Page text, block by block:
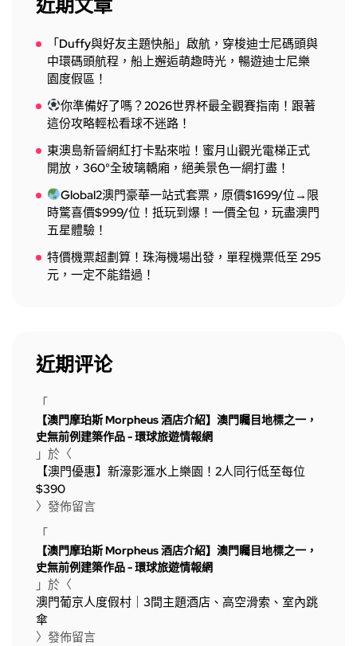
「Duffy與好友主題快船」啟航，穿梭迪士尼碼頭與
中環碼頭航程，船上邂逅萌趣時光，暢遊迪士尼樂
園度假區！
你準備好了嗎？2026世界杯最全觀賽指南！跟著
這份攻略輕松看球不迷路！
東澳島新晉網紅打卡點來啦！蜜月山觀光電梯正式
開放，360°全玻璃轎廂，絕美景色一網打盡！
Global2澳門豪華一站式套票，原價$1699/位→限
時驚喜價$999/位！抵玩到爆！一價全包，玩盡澳門
五星體驗！
特價機票超劃算！珠海機場出發，單程機票低至 295
元，一定不能錯過！
近期评论
「
【澳門摩珀斯 Morpheus 酒店介紹】澳門矚目地標之一，
史無前例建築作品 - 環球旅遊情報網
」於〈
【澳門優惠】新濠影滙水上樂園！2人同行低至每位
$390
〉發佈留言
「
【澳門摩珀斯 Morpheus 酒店介紹】澳門矚目地標之一，
史無前例建築作品 - 環球旅遊情報網
」於〈
澳門葡京人度假村｜3間主題酒店、高空滑索、室內跳
傘
〉發佈留言